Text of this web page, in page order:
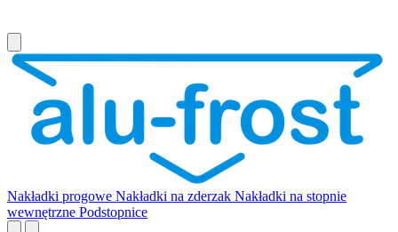
Nakładki progowe Nakładki na zderzak Nakładki na stopnie
wewnętrzne Podstopnice